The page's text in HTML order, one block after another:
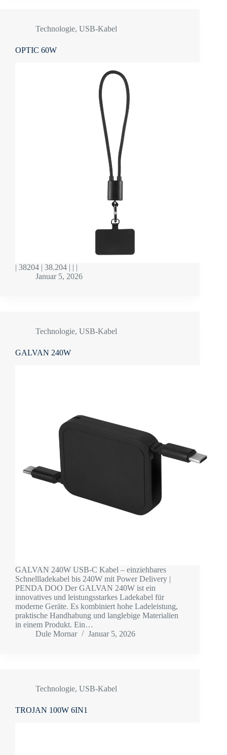
Technologie, USB-Kabel
OPTIC 60W
| 38204 | 38.204 | | |
Januar 5, 2026
Technologie, USB-Kabel
GALVAN 240W
GALVAN 240W USB-C Kabel – einziehbares
Schnellladekabel bis 240W mit Power Delivery |
PENDA DOO Der GALVAN 240W ist ein
innovatives und leistungsstarkes Ladekabel für
moderne Geräte. Es kombiniert hohe Ladeleistung,
praktische Handhabung und langlebige Materialien
in einem Produkt. Ein…
Dule Mornar
Januar 5, 2026
Technologie, USB-Kabel
TROJAN 100W 6IN1